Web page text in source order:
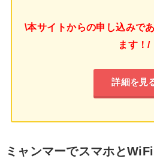
\本サイトからの申し込みで
ます！/
詳細を見
ミャンマーでスマホと